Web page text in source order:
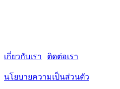
เกี่ยวกับเรา ติดต่อเรา
นโยบายความเป็นส่วนตัว